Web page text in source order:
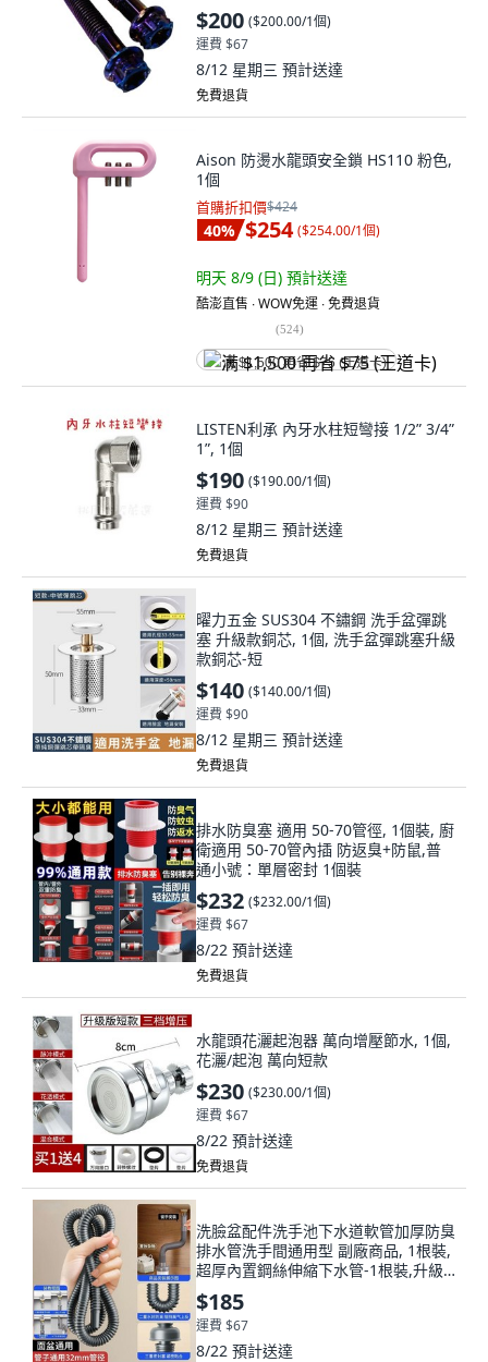
$200 ($200.00/1個)
運費 $67
8/12 星期三 預計送達
免費退貨
Aison 防燙水龍頭安全鎖 HS110 粉色,
1個
首購折扣價$424
40% $254 ($254.00/1個)
明天 8/9 (日) 預計送達
酷澎直售 ∙ WOW免運 ∙ 免費退貨
(524)
满 $1,500 再省 $75 (王道卡)
LISTEN利承 內牙水柱短彎接 1/2” 3/4”
1”, 1個
$190 ($190.00/1個)
運費 $90
8/12 星期三 預計送達
免費退貨
曜力五金 SUS304 不鏽鋼 洗手盆彈跳
塞 升級款銅芯, 1個, 洗手盆彈跳塞升級
款銅芯-短
$140 ($140.00/1個)
運費 $90
8/12 星期三 預計送達
免費退貨
排水防臭塞 適用 50-70管徑, 1個裝, 廚
衛適用 50-70管內插 防返臭+防鼠,普
通小號：單層密封 1個裝
$232 ($232.00/1個)
運費 $67
8/22 預計送達
免費退貨
水龍頭花灑起泡器 萬向增壓節水, 1個,
花灑/起泡 萬向短款
$230 ($230.00/1個)
運費 $67
8/22 預計送達
免費退貨
洗臉盆配件洗手池下水道軟管加厚防臭
排水管洗手間通用型 副廠商品, 1根裝,
超厚內置鋼絲伸縮下水管-1根裝,升級
加厚-防臭抗老化-通用安裝
$185
運費 $67
8/22 預計送達